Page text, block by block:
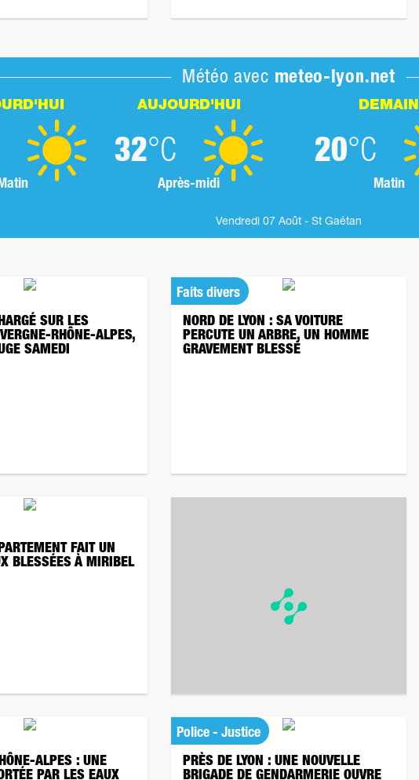
Météo avec meteo-lyon.net
AUJOURD'HUI
32°C
Après-midi
DEMAIN
20°C
Matin
Vendredi 07 Août - St Gaétan
SUR LES
RHÔNE-ALPES,
SAMEDI
Faits divers
NORD DE LYON : SA VOITURE
PERCUTE UN ARBRE, UN HOMME
GRAVEMENT BLESSÉ
FAIT UN
BLESSÉES À MIRIBEL
ALPES : UNE
PAR LES EAUX
Police - Justice
PRÈS DE LYON : UNE NOUVELLE
BRIGADE DE GENDARMERIE OUVRE